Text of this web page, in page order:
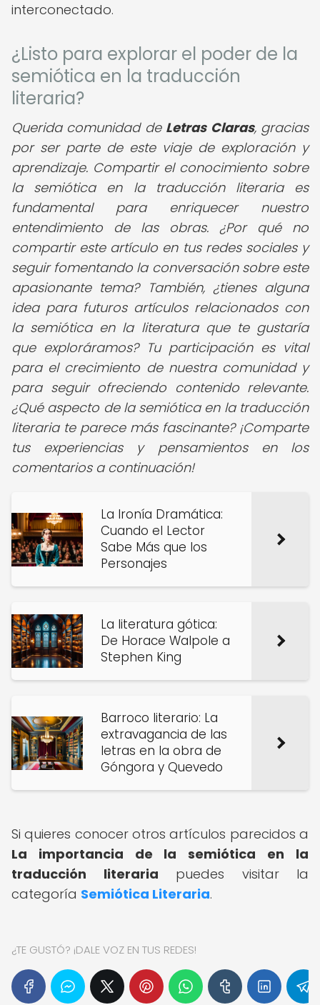
interconectado.
¿Listo para explorar el poder de la
semiótica en la traducción
literaria?
Querida comunidad de Letras Claras,gracias
por ser parte de este viaje de exploración y
aprendizaje. Compartir el conocimiento sobre
la semiótica en la traducción literaria es
fundamental para enriquecer nuestro
entendimiento de las obras. ¿Por qué no
compartir este artículo en tus redes sociales y
seguir fomentando la conversación sobre este
apasionante tema? También, ¿tienes alguna
idea para futuros artículos relacionados con
la semiótica en la literatura que te gustaría
que exploráramos? Tu participación es vital
para el crecimiento de nuestra comunidad y
para seguir ofreciendo contenido relevante.
¿Qué aspecto de la semiótica en la traducción
literaria te parece más fascinante? ¡Comparte
tus experiencias y pensamientos en los
comentarios a continuación!
La Ironía Dramática:
Cuando el Lector
Sabe Más que los
Personajes
La literatura gótica:
De Horace Walpole a
Stephen King
Barroco literario: La
extravagancia de las
letras en la obra de
Góngora y Quevedo
Si quieres conocer otros artículos parecidos a
La importancia de la semiótica en la
traducción literaria puedes visitar la
categoría Semiótica Literaria.
¿TE GUSTÓ? ¡DALE VOZ EN TUS REDES!